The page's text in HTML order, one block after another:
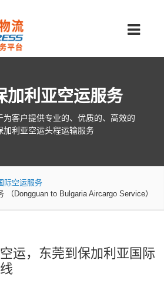
加利亚空运服务
为客户提供专业的、优质的、高效的
加利亚空运头程运输服务
际空运服务
（Dongguan to Bulgaria Aircargo Service）
运，东莞到保加利亚国际